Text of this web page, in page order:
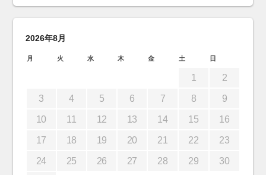
2026年8月
月 火 水 木 金 土 日
1 2
3 4 5 6 7 8 9
10 11 12 13 14 15 16
17 18 19 20 21 22 23
24 25 26 27 28 29 30